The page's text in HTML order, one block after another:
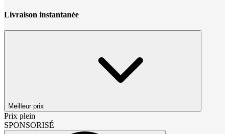
Livraison instantanée
Meilleur prix
Prix plein
SPONSORISÉ